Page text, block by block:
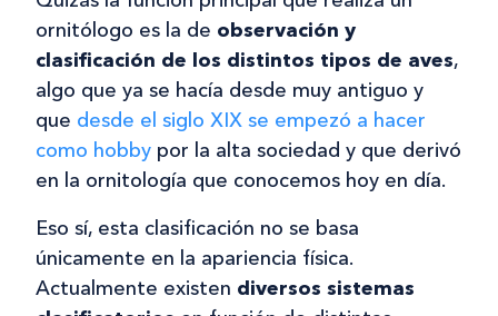
ornitólogo es la de observación y
clasificación de los distintos tipos de aves,
algo que ya se hacía desde muy antiguo y
que desde el siglo XIX se empezó a hacer
como hobby por la alta sociedad y que derivó
en la ornitología que conocemos hoy en día.
Eso sí, esta clasificación no se basa
únicamente en la apariencia física.
Actualmente existen diversos sistemas